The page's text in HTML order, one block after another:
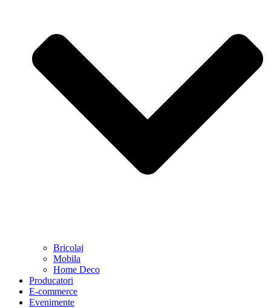
Bricolaj
Mobila
Home Deco
Producatori
E-commerce
Evenimente